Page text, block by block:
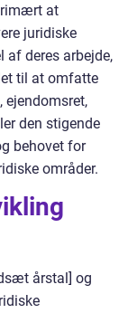
at
juridiske
af deres arbejde,
til at omfatte
ejendomsret,
den stigende
behovet for
områder.
årstal] og